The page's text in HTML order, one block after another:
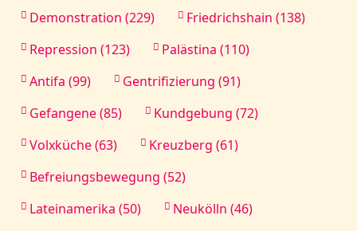
Demonstration (229)
Friedrichshain (138)
Repression (123)
Palästina (110)
Antifa (99)
Gentrifizierung (91)
Gefangene (85)
Kundgebung (72)
Volxküche (63)
Kreuzberg (61)
Befreiungsbewegung (52)
Lateinamerika (50)
Neukölln (46)